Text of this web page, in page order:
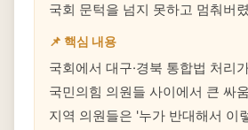
국회 문턱을 넘지 못하고 멈춰버
📌 핵심 내용
국회에서 대구·경북 통합법 처리
국민의힘 의원들 사이에서 큰 싸
지역 의원들은 '누가 반대해서 이